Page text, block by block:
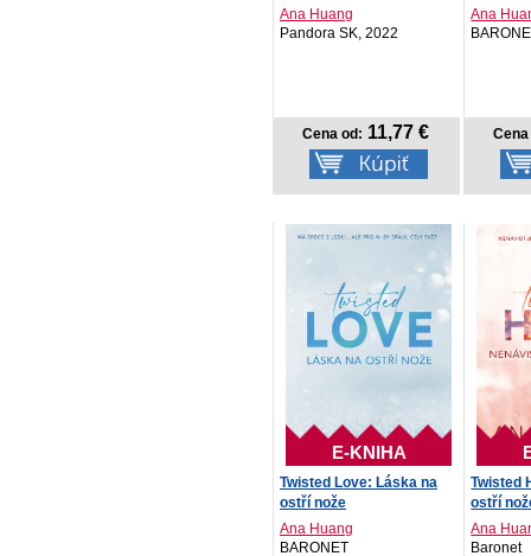
Ana Huang
Pandora SK, 2022
Cena od: 11,77 €
Ana
E-KNIHA
Twisted Love: Láska na
ostří nože
Ana Huang
BARONET
Twisted
ostří
Ana
Baronet